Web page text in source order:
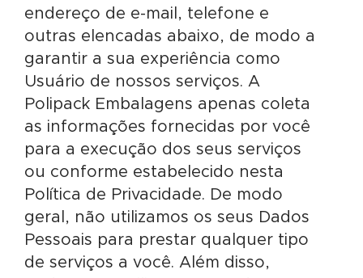
endereço de e-mail, telefone e
outras elencadas abaixo, de modo a
garantir a sua experiência como
Usuário de nossos serviços. A
Polipack Embalagens apenas coleta
as informações fornecidas por você
para a execução dos seus serviços
ou conforme estabelecido nesta
Política de Privacidade. De modo
geral, não utilizamos os seus Dados
Pessoais para prestar qualquer tipo
de serviços a você. Além disso,